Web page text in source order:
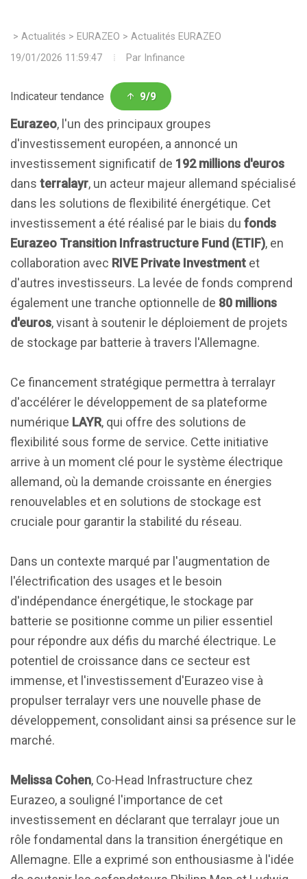
> Actualités > EURAZEO > Actualités EURAZEO
19/01/2026 11:59:47
Par Infinance
Indicateur tendance 9/9
Eurazeo, l'un des principaux groupes
d'investissement européen, a annoncé un
investissement significatif de 192 millions d'euros
dans terralayr, un acteur majeur allemand spécialisé
dans les solutions de flexibilité énergétique. Cet
investissement a été réalisé par le biais du fonds
Eurazeo Transition Infrastructure Fund (ETIF), en
collaboration avec RIVE Private Investment et
d'autres investisseurs. La levée de fonds comprend
également une tranche optionnelle de 80 millions
d'euros, visant à soutenir le déploiement de projets
de stockage par batterie à travers l'Allemagne.
Ce financement stratégique permettra à terralayr
d'accélérer le développement de sa plateforme
numérique LAYR, qui offre des solutions de
flexibilité sous forme de service. Cette initiative
arrive à un moment clé pour le système électrique
allemand, où la demande croissante en énergies
renouvelables et en solutions de stockage est
cruciale pour garantir la stabilité du réseau.
Dans un contexte marqué par l'augmentation de
l'électrification des usages et le besoin
d'indépendance énergétique, le stockage par
batterie se positionne comme un pilier essentiel
pour répondre aux défis du marché électrique. Le
potentiel de croissance dans ce secteur est
immense, et l'investissement d'Eurazeo vise à
propulser terralayr vers une nouvelle phase de
développement, consolidant ainsi sa présence sur le
marché.
Melissa Cohen, Co-Head Infrastructure chez
Eurazeo, a souligné l'importance de cet
investissement en déclarant que terralayr joue un
rôle fondamental dans la transition énergétique en
Allemagne. Elle a exprimé son enthousiasme à l'idée